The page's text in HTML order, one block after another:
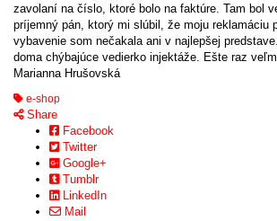
zavolaní na číslo, ktoré bolo na faktúre. Tam bol
príjemný pán, ktorý mi slúbil, že moju reklamáciu
vybavenie som nečakala ani v najlepšej
doma chýbajúce vedierko injektáže. Ešte raz
Marianna Hrušovská
e-shop
Share
Facebook
Twitter
Google+
Tumblr
LinkedIn
Mail